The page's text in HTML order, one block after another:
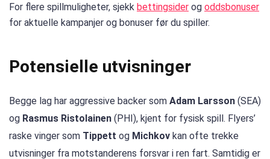
For flere spillmuligheter, sjekk bettingsider og oddsbonuser
for aktuelle kampanjer og bonuser før du spiller.
Potensielle utvisninger
Begge lag har aggressive backer som Adam Larsson (SEA)
og Rasmus Ristolainen (PHI), kjent for fysisk spill. Flyers’
raske vinger som Tippett og Michkov kan ofte trekke
utvisninger fra motstanderens forsvar i ren fart. Samtidig er